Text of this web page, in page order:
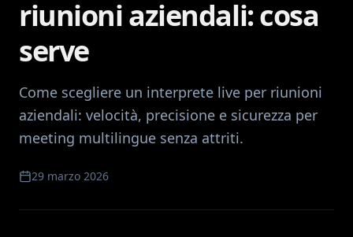
riunioni aziendali: cosa
serve
Come scegliere un interprete live per riunioni
aziendali: velocità, precisione e sicurezza per
meeting multilingue senza attriti.
29 marzo 2026